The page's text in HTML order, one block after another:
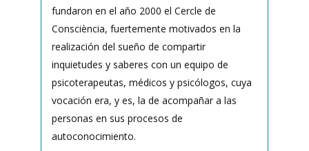
fundaron en el año 2000 el Cercle de
Consciència, fuertemente motivados en la
realización del sueño de compartir
inquietudes y saberes con un equipo de
psicoterapeutas, médicos y psicólogos, cuya
vocación era, y es, la de acompañar a las
personas en sus procesos de
autoconocimiento.